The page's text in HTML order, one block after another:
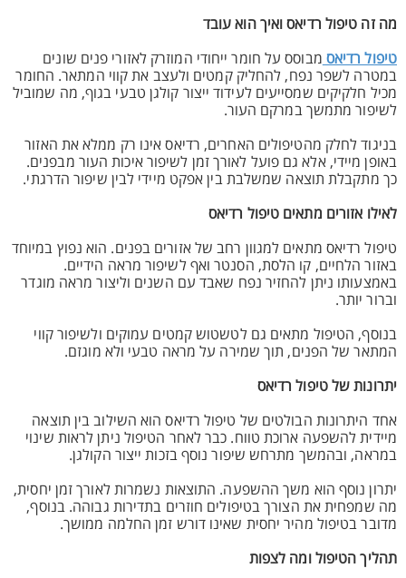
מה זה טיפול רדיאס ואיך הוא עובד
טיפול רדיאס מבוסס על חומר ייחודי המוזרק לאזורי פנים שונים
במטרה לשפר נפח, להחליק קמטים ולעצב את קווי המתאר. החומר
מכיל חלקיקים שמסייעים לעידוד ייצור קולגן טבעי בגוף, מה שמוביל
לשיפור מתמשך במרקם העור.
בניגוד לחלק מהטיפולים האחרים, רדיאס אינו רק ממלא את האזור
באופן מיידי, אלא גם פועל לאורך זמן לשיפור איכות העור מבפנים.
כך מתקבלת תוצאה שמשלבת בין אפקט מיידי לבין שיפור הדרגתי.
לאילו אזורים מתאים טיפול רדיאס
טיפול רדיאס מתאים למגוון רחב של אזורים בפנים. הוא נפוץ במיוחד
באזור הלחיים, קו הלסת, הסנטר ואף לשיפור מראה הידיים.
באמצעותו ניתן להחזיר נפח שאבד עם השנים וליצור מראה מוגדר
וברור יותר.
בנוסף, הטיפול מתאים גם לטשטוש קמטים עמוקים ולשיפור קווי
המתאר של הפנים, תוך שמירה על מראה טבעי ולא מוגזם.
יתרונות של טיפול רדיאס
אחד היתרונות הבולטים של טיפול רדיאס הוא השילוב בין תוצאה
מיידית להשפעה ארוכת טווח. כבר לאחר הטיפול ניתן לראות שינוי
במראה, ובהמשך מתרחש שיפור נוסף בזכות ייצור הקולגן.
יתרון נוסף הוא משך ההשפעה. התוצאות נשמרות לאורך זמן יחסית,
מה שמפחית את הצורך בטיפולים חוזרים בתדירות גבוהה. בנוסף,
מדובר בטיפול מהיר יחסית שאינו דורש זמן החלמה ממושך.
תהליך הטיפול ומה לצפות